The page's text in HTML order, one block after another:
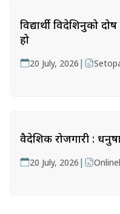
विद्यार्थी विदेशिनुको
हो
20 July, 2026 |
वैदेशिक रोजगारी :
20 July, 2026 |